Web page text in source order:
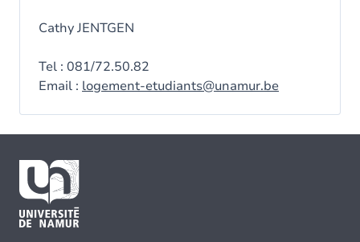
Cathy JENTGEN
Tel : 081/72.50.82
Email : logement-etudiants@unamur.be